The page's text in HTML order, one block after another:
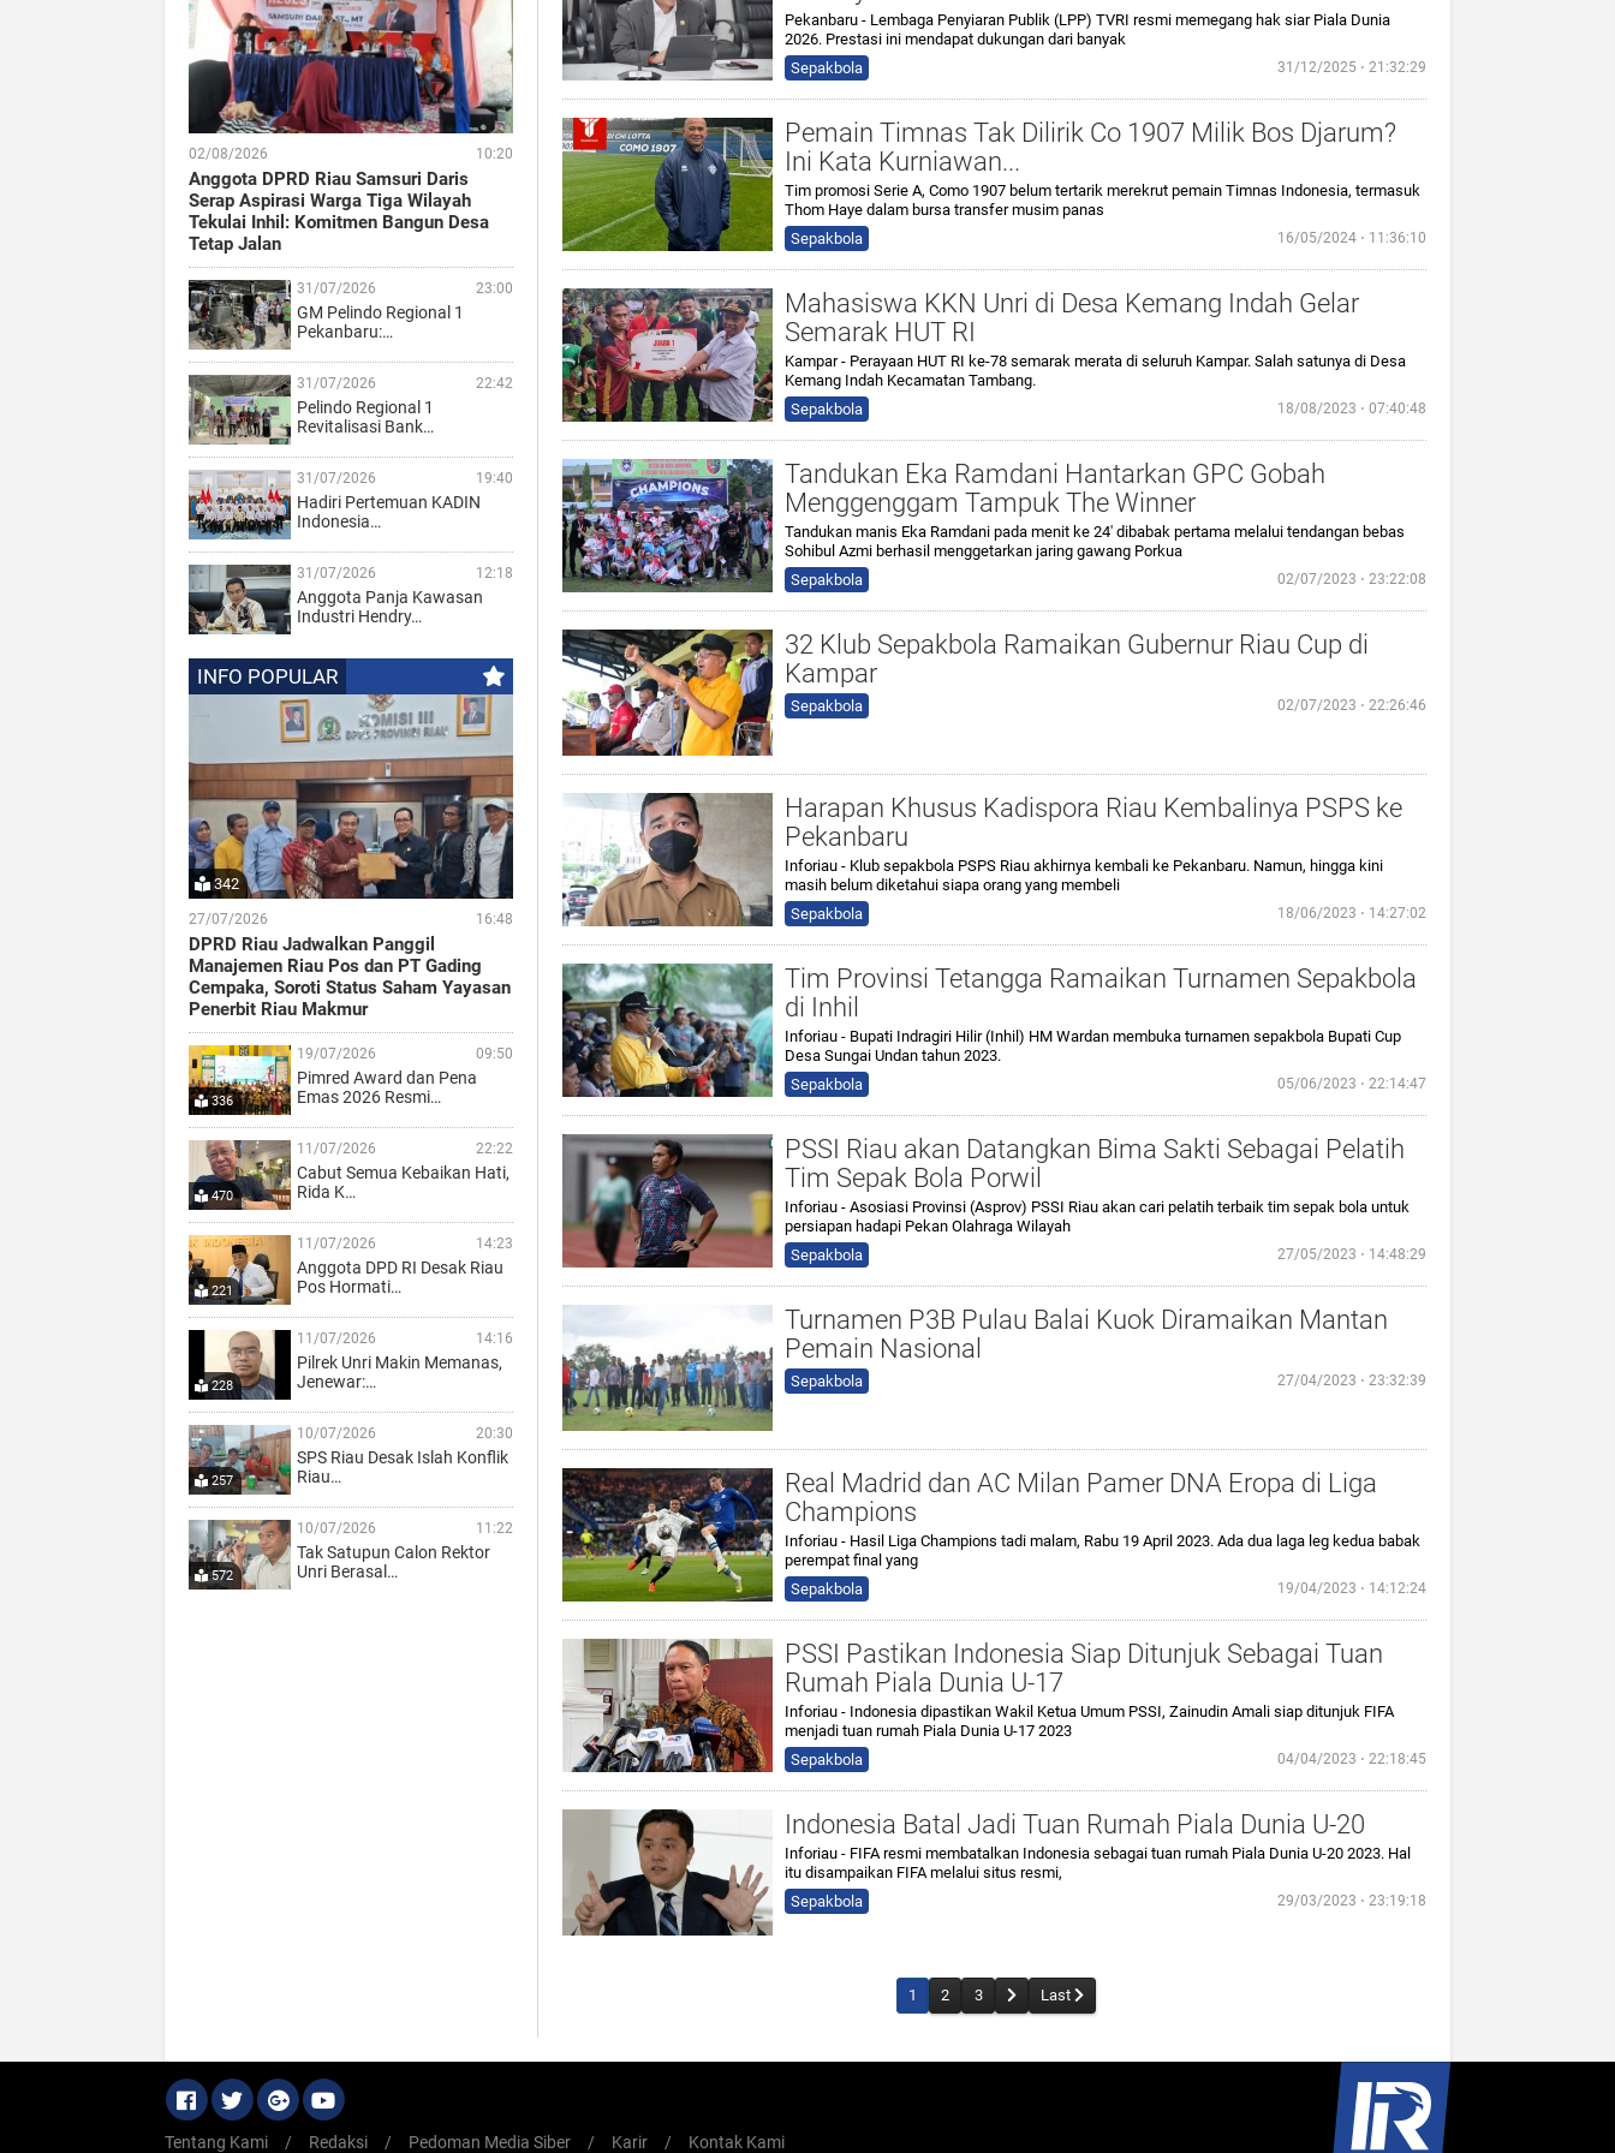
Pekanbaru - Lembaga Penyiaran Publik (LPP) TVRI resmi memegang hak siar Piala Dunia
2026. Prestasi ini mendapat dukungan dari banyak
Sepakbola
31/12/2025 ⋅ 21:32:29
Pemain Timnas Tak Dilirik Co 1907 Milik Bos Djarum?
Ini Kata Kurniawan...
Tim promosi Serie A, Como 1907 belum tertarik merekrut pemain Timnas Indonesia, termasuk
Thom Haye dalam bursa transfer musim panas
Sepakbola
16/05/2024 ⋅ 11:36:10
Mahasiswa KKN Unri di Desa Kemang Indah Gelar
Semarak HUT RI
Kampar - Perayaan HUT RI ke-78 semarak merata di seluruh Kampar. Salah satunya di Desa
Kemang Indah Kecamatan Tambang.
Sepakbola
18/08/2023 ⋅ 07:40:48
Tandukan Eka Ramdani Hantarkan GPC Gobah
Menggenggam Tampuk The Winner
Tandukan manis Eka Ramdani pada menit ke 24' dibabak pertama melalui tendangan bebas
Sohibul Azmi berhasil menggetarkan jaring gawang Porkua
Sepakbola
02/07/2023 ⋅ 23:22:08
32 Klub Sepakbola Ramaikan Gubernur Riau Cup di
Kampar
Sepakbola 02/07/2023 ⋅ 22:26:46
Harapan Khusus Kadispora Riau Kembalinya PSPS ke
Pekanbaru
Inforiau - Klub sepakbola PSPS Riau akhirnya kembali ke Pekanbaru. Namun, hingga kini
masih belum diketahui siapa orang yang membeli
Sepakbola
18/06/2023 ⋅ 14:27:02
Tim Provinsi Tetangga Ramaikan Turnamen Sepakbola
di Inhil
Inforiau - Bupati Indragiri Hilir (Inhil) HM Wardan membuka turnamen sepakbola Bupati Cup
Desa Sungai Undan tahun 2023.
Sepakbola
05/06/2023 ⋅ 22:14:47
PSSI Riau akan Datangkan Bima Sakti Sebagai Pelatih
Tim Sepak Bola Porwil
Inforiau - Asosiasi Provinsi (Asprov) PSSI Riau akan cari pelatih terbaik tim sepak bola untuk
persiapan hadapi Pekan Olahraga Wilayah
Sepakbola
27/05/2023 ⋅ 14:48:29
Turnamen P3B Pulau Balai Kuok Diramaikan Mantan
Pemain Nasional
Sepakbola 27/04/2023 ⋅ 23:32:39
Real Madrid dan AC Milan Pamer DNA Eropa di Liga
Champions
Inforiau - Hasil Liga Champions tadi malam, Rabu 19 April 2023. Ada dua laga leg kedua babak
perempat final yang
Sepakbola
19/04/2023 ⋅ 14:12:24
PSSI Pastikan Indonesia Siap Ditunjuk Sebagai Tuan
Rumah Piala Dunia U-17
Inforiau - Indonesia dipastikan Wakil Ketua Umum PSSI, Zainudin Amali siap ditunjuk FIFA
menjadi tuan rumah Piala Dunia U-17 2023
Sepakbola
04/04/2023 ⋅ 22:18:45
Indonesia Batal Jadi Tuan Rumah Piala Dunia U-20
Inforiau - FIFA resmi membatalkan Indonesia sebagai tuan rumah Piala Dunia U-20 2023. Hal
itu disampaikan FIFA melalui situs resmi,
Sepakbola
29/03/2023 ⋅ 23:19:18
1 2 3 Last
02/08/2026 10:20
Anggota DPRD Riau Samsuri Daris
Serap Aspirasi Warga Tiga Wilayah
Tekulai Inhil: Komitmen Bangun Desa
Tetap Jalan
31/07/2026 23:00
GM Pelindo Regional 1
Pekanbaru:…
31/07/2026 22:42
Pelindo Regional 1
Revitalisasi Bank…
31/07/2026 19:40
Hadiri Pertemuan KADIN
Indonesia…
31/07/2026 12:18
Anggota Panja Kawasan
Industri Hendry…
INFO POPULAR
342
27/07/2026 16:48
DPRD Riau Jadwalkan Panggil
Manajemen Riau Pos dan PT Gading
Cempaka, Soroti Status Saham Yayasan
Penerbit Riau Makmur
336
19/07/2026 09:50
Pimred Award dan Pena
Emas 2026 Resmi…
470
11/07/2026 22:22
Cabut Semua Kebaikan Hati,
Rida K…
221
11/07/2026 14:23
Anggota DPD RI Desak Riau
Pos Hormati…
228
11/07/2026 14:16
Pilrek Unri Makin Memanas,
Jenewar:…
257
10/07/2026 20:30
SPS Riau Desak Islah Konflik
Riau…
572
10/07/2026 11:22
Tak Satupun Calon Rektor
Unri Berasal…
Tentang Kami / Redaksi / Pedoman Media Siber / Karir / Kontak Kami